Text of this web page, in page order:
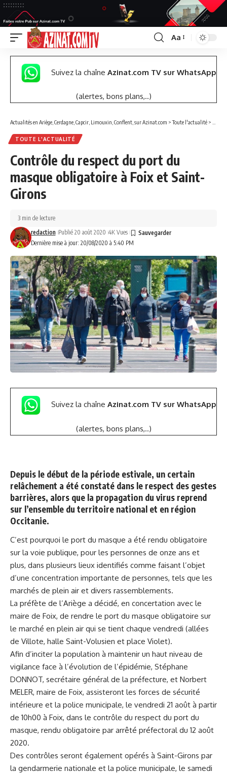
Font
Resizer
Aa
Suivez la chaîne Azinat.com TV sur WhatsApp
(alertes, bons plans,..)
Actualités en Ariège, Cerdagne, Capcir, Limouxin, Conflent, sur Azinat.com >Toute l'actualité >
TOUTE L'ACTUALITÉ
Contrôle du respect du port du
masque obligatoire à Foix et Saint-
Girons
Dernière mise à jour: 20/08/2020 à 5:40 PM
redaction Publié 20 août 2020 4K Vues
3 min de lecture
Suivez la chaîne Azinat.com TV sur WhatsApp
(alertes, bons plans,..)
Depuis le début de la période estivale, un certain
relâchement a été constaté dans le respect des gestes
barrières, alors que la propagation du virus reprend
sur l’ensemble du territoire national et en région
Occitanie.
C’est pourquoi le port du masque a été rendu obligatoire
sur la voie publique, pour les personnes de onze ans et
plus, dans plusieurs lieux identifiés comme faisant l’objet
d’une concentration importante de personnes, tels que les
marchés de plein air et divers rassemblements.
La préfète de l’Ariège a décidé, en concertation avec le
maire de Foix, de rendre le port du masque obligatoire sur
le marché en plein air qui se tient chaque vendredi (allées
de Villote, halle Saint-Volusien et place Violet).
Afin d’inciter la population à maintenir un haut niveau de
vigilance face à l’évolution de l’épidémie, Stéphane
DONNOT, secrétaire général de la préfecture, et Norbert
MELER, maire de Foix, assisteront les forces de sécurité
intérieure et la police municipale, le vendredi 21 août à partir
de 10h00 à Foix, dans le contrôle du respect du port du
masque, rendu obligatoire par arrêté préfectoral du 12 août
2020.
Des contrôles seront également opérés à Saint-Girons par
la gendarmerie nationale et la police municipale, le samedi